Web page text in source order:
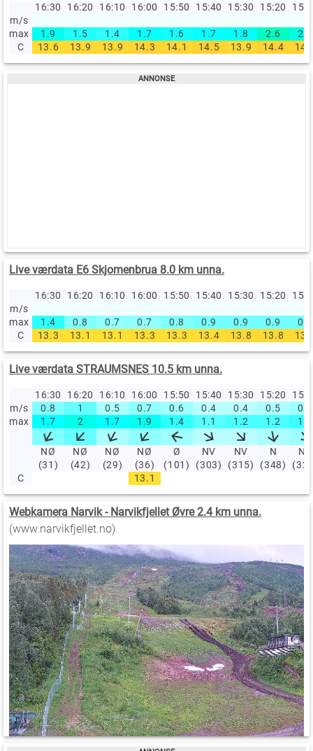
16:30 16:20 16:10 16:00 15:50 15:40 15:30 15:20
m/s
max
1.9 1.5 1.4 1.7 1.6 1.7 1.8 2.6
2.1
C
13.6 13.9 13.9 14.3 14.1 14.5 13.9 14.4
Live værdata E6 Skjomenbrua 8.0 km unna.
16:30 16:20 16:10 16:00 15:50 15:40 15:30 15:20
m/s
max
1.4 0.8 0.7 0.7 0.8 0.9 0.9 0.9
0.9
C
13.3 13.1 13.1 13.3 13.3 13.4 13.8 13.8
Live værdata STRAUMSNES 10.5 km unna.
16:30 16:20 16:10 16:00 15:50 15:40 15:30 15:20
m/s
0.8 1 0.5 0.7 0.6 0.4 0.4 0.5
0.6
max
1.7 2 1.7 1.9 1.4 1.1 1.2 1.2 1.3
NØ
(31)
NØ
(42)
NØ
(29)
NØ
(36)
Ø
(101)
NV
(303)
NV
(315)
N
(348)
NV
C
13.1
Webkamera Narvik - Narvikfjellet Øvre 2.4 km unna.
(www.narvikfjellet.no)